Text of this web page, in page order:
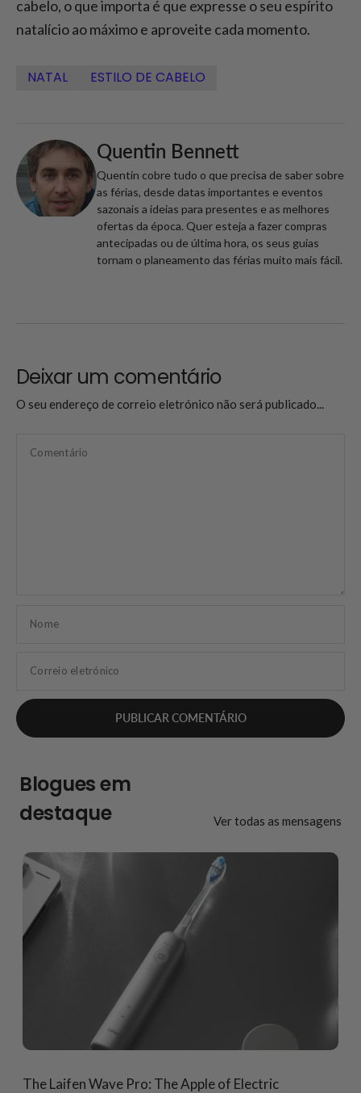
cabelo, o que importa é que expresse o seu espírito
natalício ao máximo e aproveite cada momento.
NATAL ESTILO DE CABELO
Quentin Bennett
Quentin cobre tudo o que precisa de saber sobre
as férias, desde datas importantes e eventos
sazonais a ideias para presentes e as melhores
ofertas da época. Quer esteja a fazer compras
antecipadas ou de última hora, os seus guias
tornam o planeamento das férias muito mais fácil.
Deixar um comentário
O seu endereço de correio eletrónico não será publicado...
Comentário
Nome
Correio eletrónico
Blogues em
destaque
Ver todas as mensagens
The Laifen Wave Pro: The Apple of Electric